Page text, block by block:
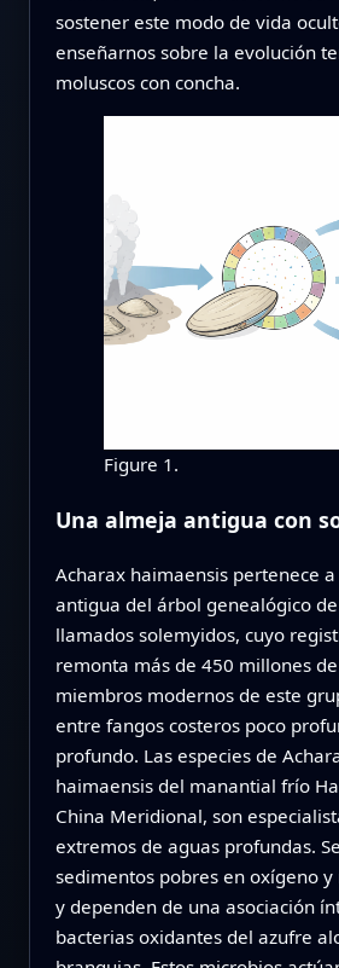
sostener este modo de vida
enseñarnos sobre la evolución
moluscos con concha.
Figure 1.
Una almeja antigua con
Acharax haimaensis pertenece
antigua del árbol genealógico
llamados solemyidos, cuyo
remonta más de 450 millones
miembros modernos de este
entre fangos costeros poco
profundo. Las especies de
haimaensis del manantial frío
China Meridional, son
extremos de aguas profundas.
sedimentos pobres en oxígeno y
y dependen de una asociación
bacterias oxidantes del azufre